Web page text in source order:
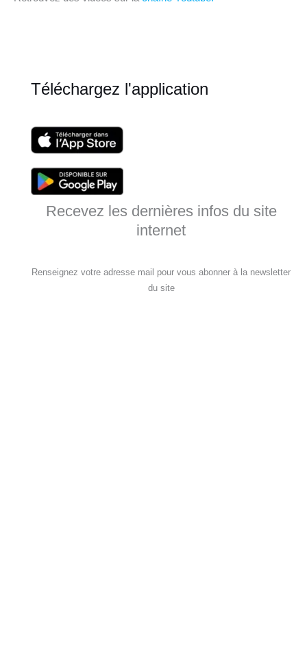
Téléchargez l'application
Recevez les dernières infos du site
internet
Renseignez votre adresse mail pour vous abonner à la newsletter
du site